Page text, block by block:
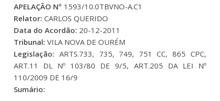
APELAÇÃO Nº 1593/10.0TBVNO-A.C1
Relator:CARLOS QUERIDO
Data do Acordão: 20-12-2011
Tribunal: VILA NOVA DE OURÉM
Legislação: ARTS.733, 735, 749, 751 CC, 865 CPC,
ART.11 DL Nº 103/80 DE 9/5, ART.205 DA LEI Nº
110/2009 DE 16/9
Sumário: